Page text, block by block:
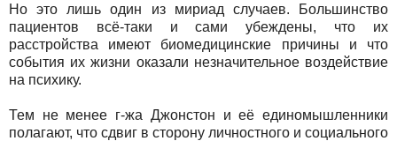
Но это лишь один из мириад случаев. Большинство
пациентов всё-таки и сами убеждены, что их
расстройства имеют биомедицинские причины и что
события их жизни оказали незначительное воздействие
на психику.
Тем не менее г-жа Джонстон и её единомышленники
полагают, что сдвиг в сторону личностного и социального